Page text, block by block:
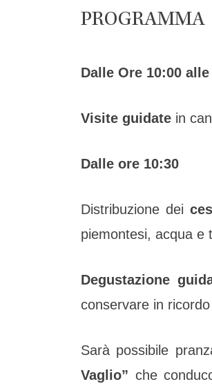
PROGRAMMA
Dalle Ore 10:00
Visite guidate in
Dalle ore 10:30
Distribuzione dei
piemontesi, acqua e
Degustazione
conservare in
Sarà possibile
Vaglio” che